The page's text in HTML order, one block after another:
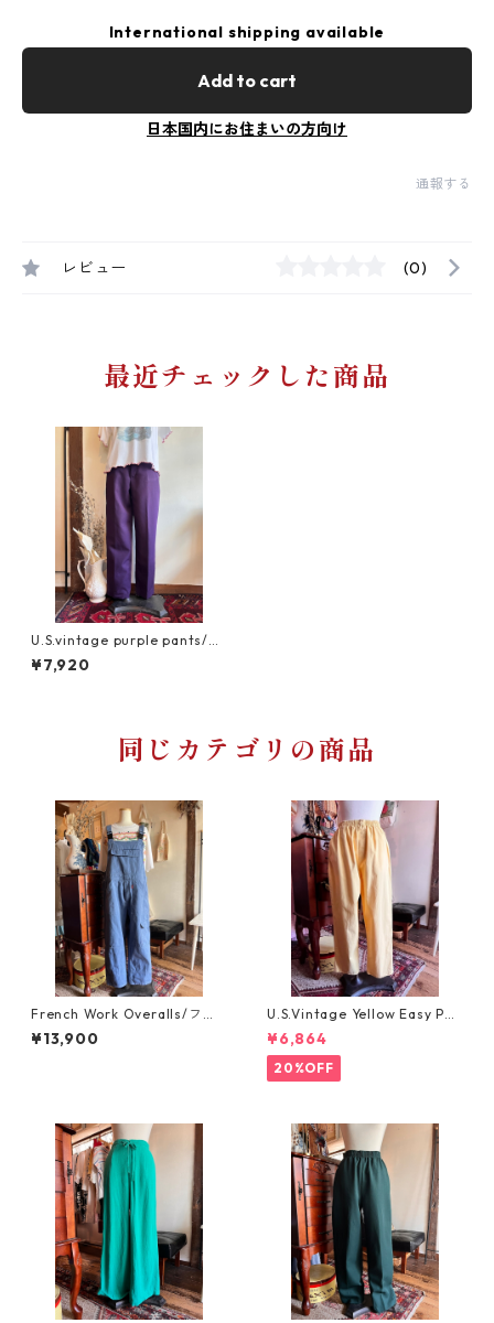
International shipping available
Add to cart
日本国内にお住まいの方向け
通報する
レビュー (0)
最近チェックした商品
U.S.vintage purple pants/渋
色レトロパープルのヴィンテ
ージパンツ
¥7,920
同じカテゴリの商品
French Work Overalls/フレ
ンチワーク・インクブルーの
オーバーオール
¥13,900
U.S.Vintage Yellow Easy Pan
ts/きれいなイエローのイージ
ーパンツ
¥6,864
20%OFF